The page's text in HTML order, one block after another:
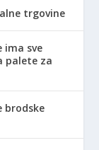
trgovine
ima sve
palete za
brodske